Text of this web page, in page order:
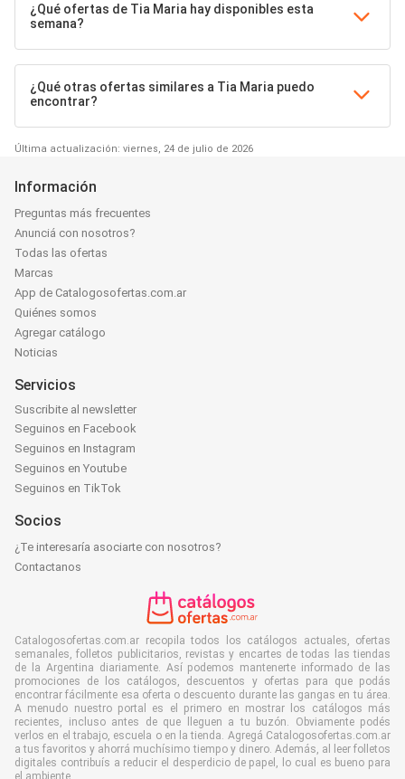
¿Qué ofertas de Tia Maria hay disponibles esta
semana?
¿Qué otras ofertas similares a Tia Maria puedo
encontrar?
Última actualización: viernes, 24 de julio de 2026
Información
Preguntas más frecuentes
Anunciá con nosotros?
Todas las ofertas
Marcas
App de Catalogosofertas.com.ar
Quiénes somos
Agregar catálogo
Noticias
Servicios
Suscribite al newsletter
Seguinos en Facebook
Seguinos en Instagram
Seguinos en Youtube
Seguinos en TikTok
Socios
¿Te interesaría asociarte con nosotros?
Contactanos
Catalogosofertas.com.ar recopila todos los catálogos actuales, ofertas
semanales, folletos publicitarios, revistas y encartes de todas las tiendas
de la Argentina diariamente. Así podemos mantenerte informado de las
promociones de los catálogos, descuentos y ofertas para que podás
encontrar fácilmente esa oferta o descuento durante las gangas en tu área.
A menudo nuestro portal es el primero en mostrar los catálogos más
recientes, incluso antes de que lleguen a tu buzón. Obviamente podés
verlos en el trabajo, escuela o en la tienda. Agregá Catalogosofertas.com.ar
a tus favoritos y ahorrá muchísimo tiempo y dinero. Además, al leer folletos
digitales contribuís a reducir el desperdicio de papel, lo cual es bueno para
el ambiente.